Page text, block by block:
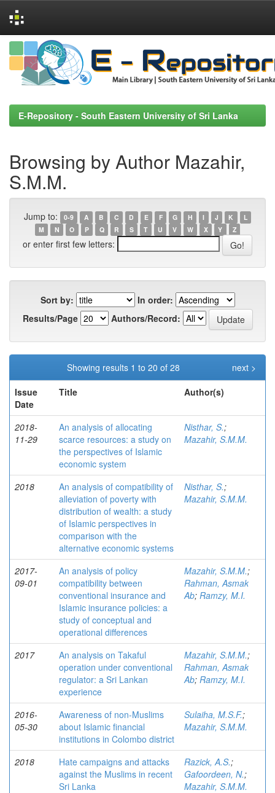
Skip
navigation
E-Repository - South Eastern University of Sri Lanka
Browsing by Author Mazahir,
S.M.M.
Jump to: 0-9 A B C D E F G H I J K
L
M
N O P Q R S T U V W X Y Z
or enter first few letters:
Sort by:
In order:
Results/Page
Authors/Record:
Showing results 1 to 20 of 28
next >
Issue
Date
Title Author(s)
2018-
11-29
An analysis of allocating
scarce resources: a study on
the perspectives of Islamic
economic system
Nisthar, S.;
Mazahir, S.M.M.
2018
An analysis of compatibility of
alleviation of poverty with
distribution of wealth: a study
of Islamic perspectives in
comparison with the
alternative economic systems
Nisthar, S.;
Mazahir, S.M.M.
2017-
09-01
An analysis of policy
compatibility between
conventional insurance and
Islamic insurance policies: a
study of conceptual and
operational differences
Mazahir, S.M.M.;
Rahman, Asmak
Ab; Ramzy, M.I.
2017
An analysis on Takaful
operation under conventional
regulator: a Sri Lankan
experience
Mazahir, S.M.M.;
Rahman, Asmak
Ab; Ramzy, M.I.
2016-
05-30
Awareness of non-Muslims
about Islamic financial
institutions in Colombo district
Sulaiha, M.S.F.;
Mazahir, S.M.M.
2018
Hate campaigns and attacks
against the Muslims in recent
Sri Lanka
Razick, A.S.;
Gafoordeen, N.;
Mazahir, S.M.M.